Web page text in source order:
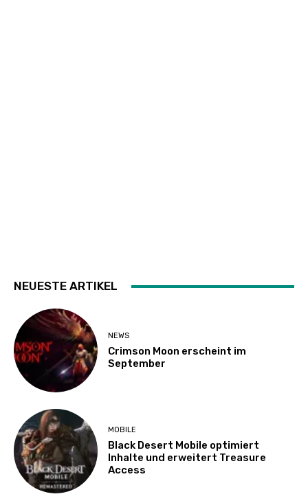
NEUESTE ARTIKEL
NEWS
Crimson Moon erscheint im
September
MOBILE
Black Desert Mobile optimiert
Inhalte und erweitert Treasure
Access